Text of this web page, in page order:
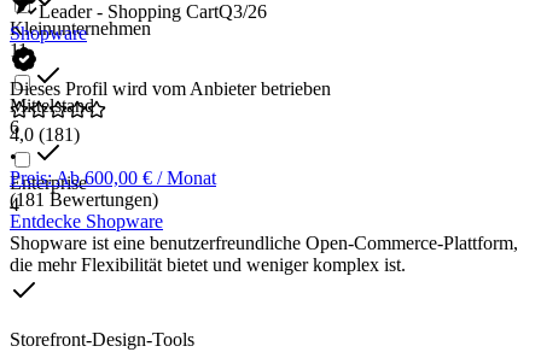
Kleinunternehmen
11
Mittelstand
6
Enterprise
4
Leader - Shopping CartQ3/26
Shopware
Dieses Profil wird vom Anbieter betrieben
4,0 (181)
•
Preis: Ab 600,00 € / Monat
(181 Bewertungen)
Entdecke Shopware
Shopware ist eine benutzerfreundliche Open-Commerce-Plattform,
die mehr Flexibilität bietet und weniger komplex ist.
Storefront-Design-Tools